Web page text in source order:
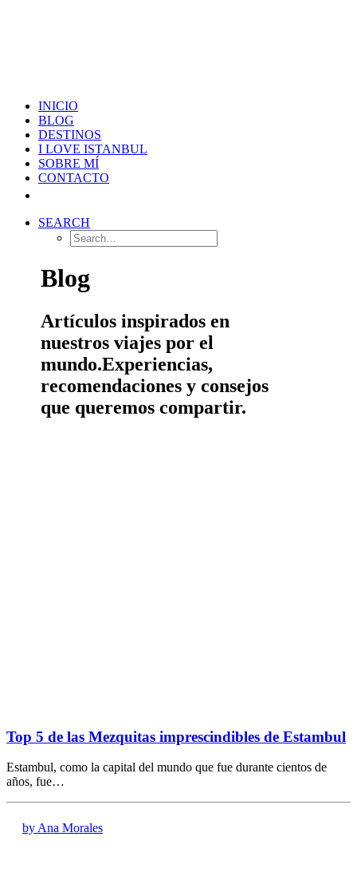
INICIO
BLOG
DESTINOS
I LOVE ISTANBUL
SOBRE MÍ
CONTACTO
SEARCH
Blog
Artículos inspirados en
nuestros viajes por el
mundo.Experiencias,
recomendaciones y consejos
que queremos compartir.
Top 5 de las Mezquitas imprescindibles de Estambul
Estambul, como la capital del mundo que fue durante cientos de
años, fue…
by Ana Morales